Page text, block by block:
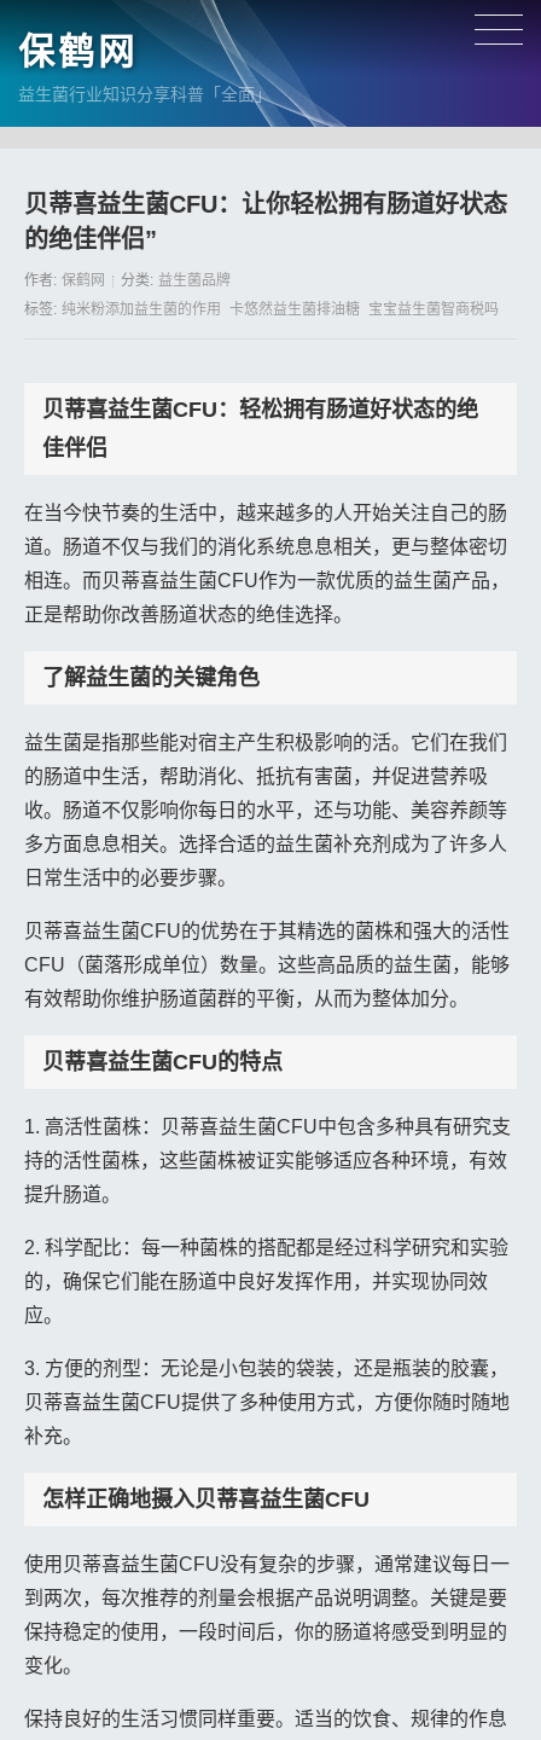
保鹤网
益生菌行业知识分享科普「全面」
贝蒂喜益生菌CFU：让你轻松拥有肠道好状态
的绝佳伴侣”
作者: 保鹤网 分类: 益生菌品牌
标签: 纯米粉添加益生菌的作用 卡悠然益生菌排油糖 宝宝益生菌智商税吗
贝蒂喜益生菌CFU：轻松拥有肠道好状态的绝
佳伴侣
在当今快节奏的生活中，越来越多的人开始关注自己的肠
道。肠道不仅与我们的消化系统息息相关，更与整体密切
相连。而贝蒂喜益生菌CFU作为一款优质的益生菌产品，
正是帮助你改善肠道状态的绝佳选择。
了解益生菌的关键角色
益生菌是指那些能对宿主产生积极影响的活。它们在我们
的肠道中生活，帮助消化、抵抗有害菌，并促进营养吸
收。肠道不仅影响你每日的水平，还与功能、美容养颜等
多方面息息相关。选择合适的益生菌补充剂成为了许多人
日常生活中的必要步骤。
贝蒂喜益生菌CFU的优势在于其精选的菌株和强大的活性
CFU（菌落形成单位）数量。这些高品质的益生菌，能够
有效帮助你维护肠道菌群的平衡，从而为整体加分。
贝蒂喜益生菌CFU的特点
1. 高活性菌株：贝蒂喜益生菌CFU中包含多种具有研究支
持的活性菌株，这些菌株被证实能够适应各种环境，有效
提升肠道。
2. 科学配比：每一种菌株的搭配都是经过科学研究和实验
的，确保它们能在肠道中良好发挥作用，并实现协同效
应。
3. 方便的剂型：无论是小包装的袋装，还是瓶装的胶囊，
贝蒂喜益生菌CFU提供了多种使用方式，方便你随时随地
补充。
怎样正确地摄入贝蒂喜益生菌CFU
使用贝蒂喜益生菌CFU没有复杂的步骤，通常建议每日一
到两次，每次推荐的剂量会根据产品说明调整。关键是要
保持稳定的使用，一段时间后，你的肠道将感受到明显的
变化。
保持良好的生活习惯同样重要。适当的饮食、规律的作息